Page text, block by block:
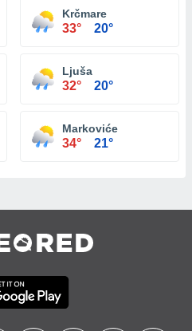
Krčmare
33° 20°
Ljuša
32° 20°
Markoviće
34° 21°